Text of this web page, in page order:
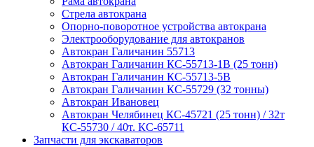
Стрела автокрана
Опорно-поворотное устройства автокрана
Электрооборудование для автокранов
Автокран Галичанин 55713
Автокран Галичанин КС-55713-1В (25 тонн)
Автокран Галичанин КС-55713-5В
Автокран Галичанин КС-55729 (32 тонны)
Автокран Ивановец
Автокран Челябинец КС-45721 (25 тонн) / 32т
КС-55730 / 40т. КС-65711
Запчасти для экскаваторов